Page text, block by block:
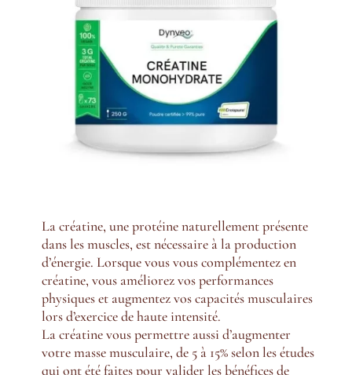
La créatine, une protéine naturellement présente
dans les muscles, est nécessaire à la production
d’énergie. Lorsque vous vous complémentez en
créatine, vous améliorez vos performances
physiques et augmentez vos capacités musculaires
lors d’exercice de haute intensité.
La créatine vous permettre aussi d’augmenter
votre masse musculaire, de 5 à 15% selon les études
qui ont été faites pour valider les bénéfices de